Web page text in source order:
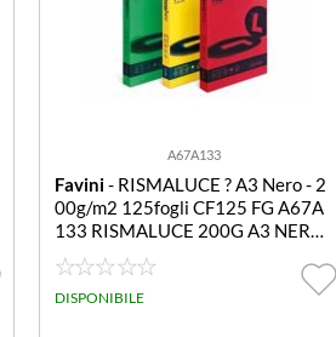
A67A133
Favini- RISMALUCE ? A3 Nero - 2
00g/m2 125fogli CF125 FG A67A
133 RISMALUCE 200G A3 NERO
125FF
DISPONIBILE